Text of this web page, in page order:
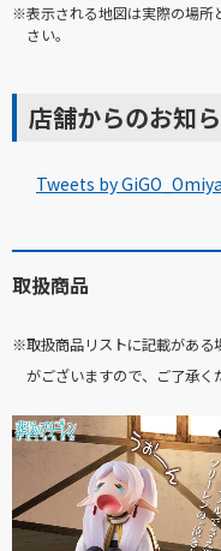
※表示される地図は実際の場所
さい。
店舗からのお知
Tweets by
取扱商品
※取扱商品リストに記載がある
がございますので、ご了承く